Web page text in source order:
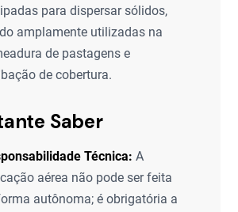
para dispersar sólidos,
amplamente utilizadas na
de pastagens e
de cobertura.
Saber
Técnica: A
aérea não pode ser feita
autônoma; é obrigatória a